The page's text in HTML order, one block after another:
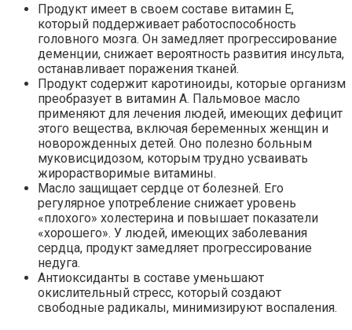
Продукт имеет в своем составе витамин Е,
который поддерживает работоспособность
головного мозга. Он замедляет прогрессирование
деменции, снижает вероятность развития инсульта,
останавливает поражения тканей.
Продукт содержит каротиноиды, которые организм
преобразует в витамин А. Пальмовое масло
применяют для лечения людей, имеющих дефицит
этого вещества, включая беременных женщин и
новорожденных детей. Оно полезно больным
муковисцидозом, которым трудно усваивать
жирорастворимые витамины.
Масло защищает сердце от болезней. Его
регулярное употребление снижает уровень
«плохого» холестерина и повышает показатели
«хорошего». У людей, имеющих заболевания
сердца, продукт замедляет прогрессирование
недуга.
Антиоксиданты в составе уменьшают
окислительный стресс, который создают
свободные радикалы, минимизируют воспаления.